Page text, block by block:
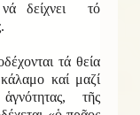
δείχνει τό
τά θεία
καί μαζί
τῆς